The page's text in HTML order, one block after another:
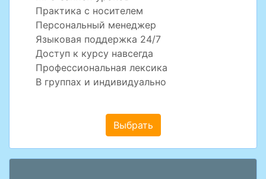
Практика с носителем
Персональный менеджер
Языковая поддержка 24/7
Доступ к курсу навсегда
Профессиональная лексика
В группах и индивидуально
Выбрать